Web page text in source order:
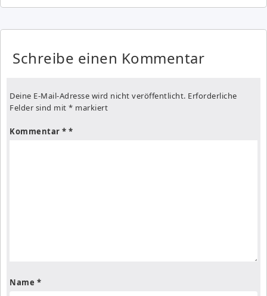
Schreibe einen Kommentar
Deine E-Mail-Adresse wird nicht veröffentlicht. Erforderliche
Felder sind mit * markiert
Kommentar *
Name *